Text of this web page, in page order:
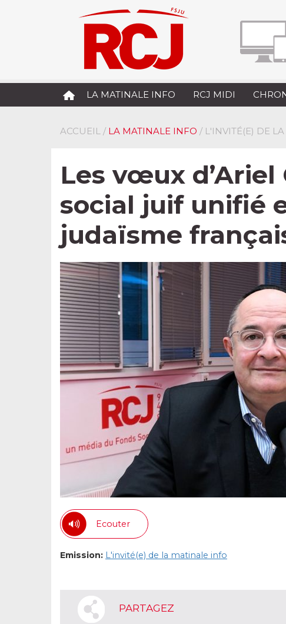
LA MATINALE INFO RCJ MIDI
ACCUEIL / LA MATINALE INFO / L'INVITÉ(E) DE
Les vœux
social juif unifié
judaïsme
Ecouter
Emission: L'invité(e) de la matinale info
PARTAGEZ